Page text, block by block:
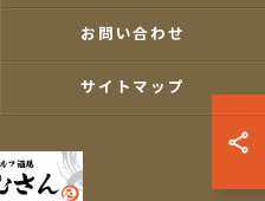
お問い合わせ
サイトマップ